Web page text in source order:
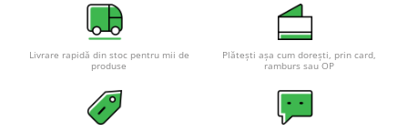
Turbine eoliene pentru casă
Acumulatori VRLA AGM/GEL /
Tractiune / LiFePo4
Livrare rapidă din stoc pentru mii de
produse
Plătești așa cum dorești, prin card,
ramburs sau OP